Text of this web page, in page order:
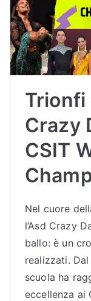
Trionfi
Crazy
CSIT
Nel cuore
l’Asd Crazy
ballo: è un
realizzati.
scuola ha
eccellenza ai